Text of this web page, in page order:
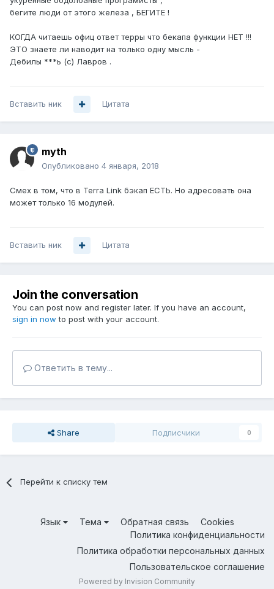
бегите люди от этого железа , БЕГИТЕ !
КОГДА читаешь офиц ответ терры что бекапа функции НЕТ !!!
ЭТО знаете ли наводит на только одну мысль -
Дебилы ***ь (с) Лавров .
Вставить ник Цитата
myth
Опубликовано 4 января, 2018
Смех в том, что в Terra Link бэкап ЕСТЬ. Но адресовать она
может только 16 модулей.
Вставить ник Цитата
Join the conversation
You can post now and register later. If you have an account,
sign in now to post with your account.
Ответить в тему...
Share Подписчики 0
Перейти к списку тем
Язык Тема Обратная связь
Cookies
Политика конфиденциальности
Политика обработки персональных данных
Пользовательское соглашение
Powered by Invision Community